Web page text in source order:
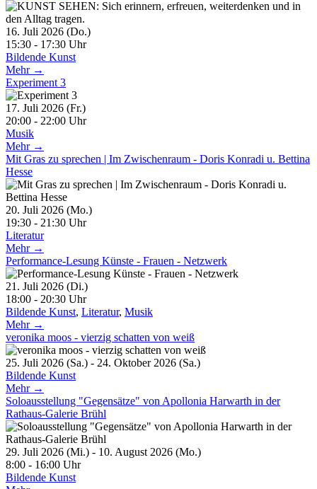
16. Juli 2026 (Do.)
15:30 - 17:30 Uhr
Bildende Kunst
Mehr →
Experiment 3
17. Juli 2026 (Fr.)
20:00 - 22:00 Uhr
Musik
Mehr →
Mit Gras zu sprechen | Im Zwischenraum - Doris Konradi u. Bettina
Hesse
20. Juli 2026 (Mo.)
19:30 - 21:30 Uhr
Literatur
Mehr →
Performance-Lesung Künste - Frauen - Netzwerk
21. Juli 2026 (Di.)
18:00 - 20:30 Uhr
Bildende Kunst, Literatur, Musik
Mehr →
veronika moos - vierzig schatten von weiß
25. Juli 2026 (Sa.) - 24. Oktober 2026 (Sa.)
Bildende Kunst
Mehr →
Soloausstellung "Gegensätze" von Apollonia Harwarth in der
Rathaus-Galerie Brühl
29. Juli 2026 (Mi.) - 10. August 2026 (Mo.)
8:00 - 16:00 Uhr
Bildende Kunst